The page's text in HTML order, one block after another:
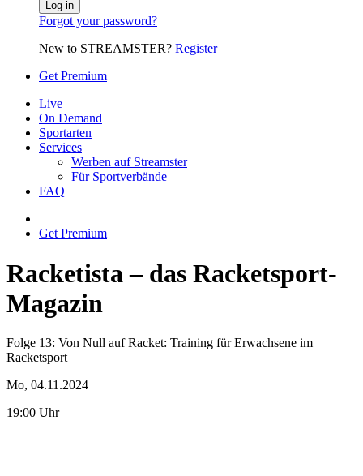
Forgot your password?
New to STREAMSTER? Register
Get Premium
Live
On Demand
Sportarten
Services
Werben auf Streamster
Für Sportverbände
FAQ
Get Premium
Racketista – das Racketsport-
Magazin
Folge 13: Von Null auf Racket: Training für Erwachsene im
Racketsport
Mo, 04.11.2024
19:00 Uhr